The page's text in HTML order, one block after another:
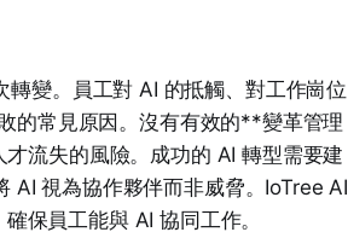
變。員工對 AI 的抵觸、對工作崗位
的常見原因。沒有有效的**變革管理
流失的風險。成功的 AI 轉型需要建
AI 視為協作夥伴而非威脅。IoTree AI
保員工能與 AI 協同工作。